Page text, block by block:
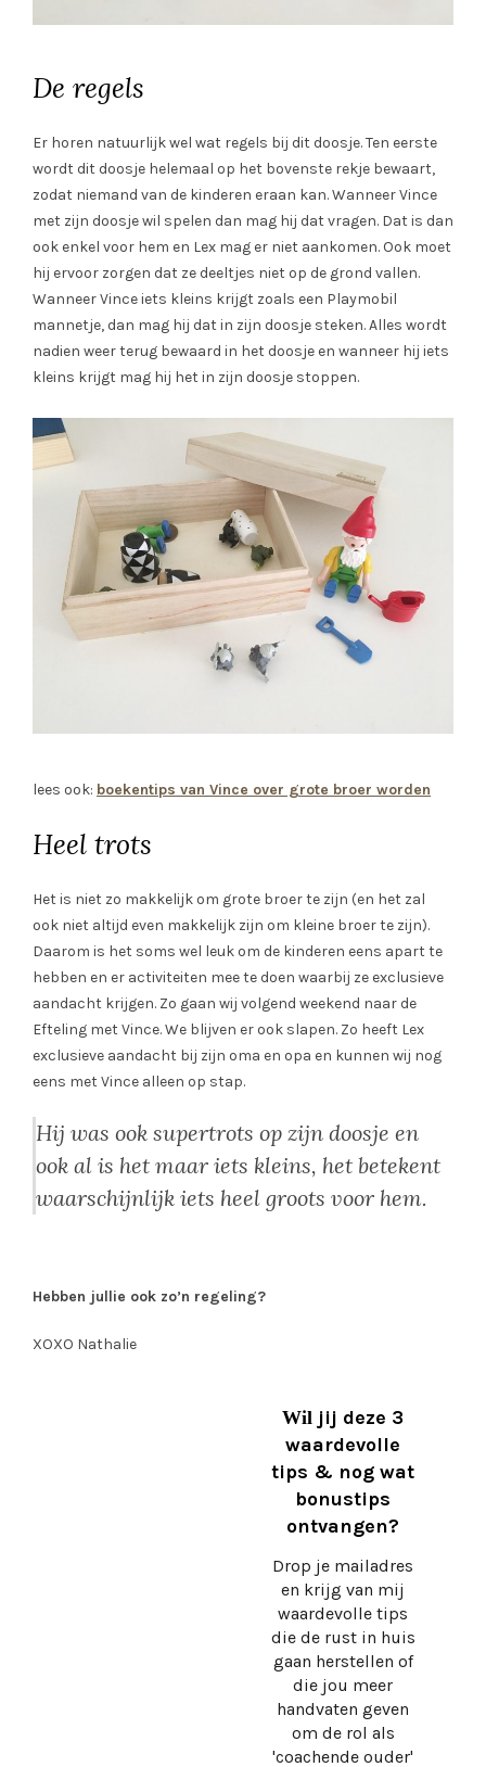
De regels
Er horen natuurlijk wel wat regels bij dit doosje. Ten eerste
wordt dit doosje helemaal op het bovenste rekje bewaart,
zodat niemand van de kinderen eraan kan. Wanneer Vince
met zijn doosje wil spelen dan mag hij dat vragen. Dat is dan
ook enkel voor hem en Lex mag er niet aankomen. Ook moet
hij ervoor zorgen dat ze deeltjes niet op de grond vallen.
Wanneer Vince iets kleins krijgt zoals een Playmobil
mannetje, dan mag hij dat in zijn doosje steken. Alles wordt
nadien weer terug bewaard in het doosje en wanneer hij iets
kleins krijgt mag hij het in zijn doosje stoppen.
lees ook: boekentips van Vince over grote broer worden
Heel trots
Het is niet zo makkelijk om grote broer te zijn (en het zal
ook niet altijd even makkelijk zijn om kleine broer te zijn).
Daarom is het soms wel leuk om de kinderen eens apart te
hebben en er activiteiten mee te doen waarbij ze exclusieve
aandacht krijgen. Zo gaan wij volgend weekend naar de
Efteling met Vince. We blijven er ook slapen. Zo heeft Lex
exclusieve aandacht bij zijn oma en opa en kunnen wij nog
eens met Vince alleen op stap.
Hij was ook supertrots op zijn doosje en
ook al is het maar iets kleins, het betekent
waarschijnlijk iets heel groots voor hem.
Hebben jullie ook zo’n regeling?
XOXO Nathalie
Wil jij deze 3
waardevolle
tips & nog wat
bonustips
ontvangen?
Drop je mailadres
en krijg van mij
waardevolle tips
die de rust in huis
gaan herstellen of
die jou meer
handvaten geven
om de rol als
'coachende ouder'